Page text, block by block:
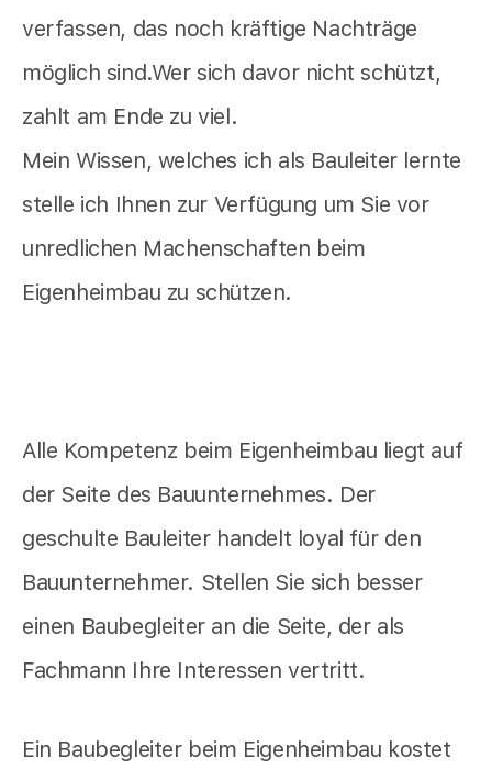
verfassen, das noch kräftige Nachträge
möglich sind.Wer sich davor nicht schützt,
zahlt am Ende zu viel.
Mein Wissen, welches ich als Bauleiter lernte
stelle ich Ihnen zur Verfügung um Sie vor
unredlichen Machenschaften beim
Eigenheimbau zu schützen.
Alle Kompetenz beim Eigenheimbau liegt auf
der Seite des Bauunternehmes. Der
geschulte Bauleiter handelt loyal für den
Bauunternehmer. Stellen Sie sich besser
einen Baubegleiter an die Seite, der als
Fachmann Ihre Interessen vertritt.
Ein Baubegleiter beim Eigenheimbau kostet